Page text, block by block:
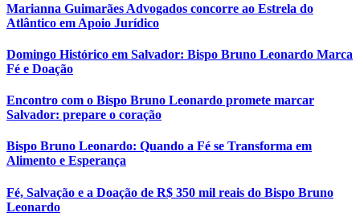
Marianna Guimarães Advogados concorre ao Estrela do
Atlântico em Apoio Jurídico
Domingo Histórico em Salvador: Bispo Bruno Leonardo Marca
Fé e Doação
Encontro com o Bispo Bruno Leonardo promete marcar
Salvador: prepare o coração
Bispo Bruno Leonardo: Quando a Fé se Transforma em
Alimento e Esperança
Fé, Salvação e a Doação de R$ 350 mil reais do Bispo Bruno
Leonardo